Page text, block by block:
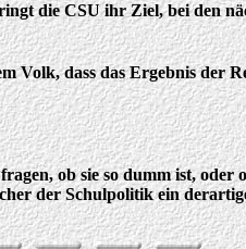
die CSU ihr Ziel, bei den
Volk, dass das Ergebnis der
ob sie so dumm ist,
der Schulpolitik ein